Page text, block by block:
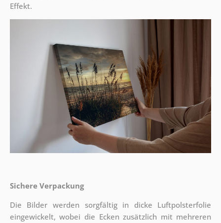
Effekt.
Sichere Verpackung
Die Bilder werden sorgfältig in dicke Luftpolsterfolie
eingewickelt, wobei die Ecken zusätzlich mit mehreren